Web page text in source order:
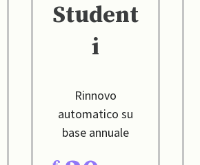
Student
i
Rinnovo
automatico su
base annuale